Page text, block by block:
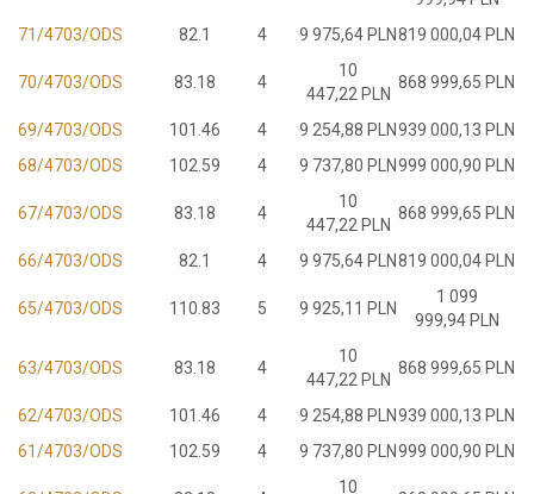
71/4703/ODS
82.1 4 9 975,64 PLN819 000,04 PLN
70/4703/ODS 83.18 4
10
447,22 PLN
868 999,65 PLN
69/4703/ODS 101.46 4 9 254,88 PLN939 000,13 PLN
68/4703/ODS
102.59 4 9 737,80 PLN999 000,90 PLN
67/4703/ODS 83.18 4
10
447,22 PLN
868 999,65 PLN
66/4703/ODS 82.1 4 9 975,64 PLN819 000,04 PLN
65/4703/ODS 110.83 5 9 925,11 PLN
1 099
999,94 PLN
63/4703/ODS 83.18 4
10
447,22 PLN
868 999,65 PLN
62/4703/ODS 101.46 4 9 254,88 PLN939 000,13 PLN
61/4703/ODS
102.59 4 9 737,80 PLN999 000,90 PLN
10